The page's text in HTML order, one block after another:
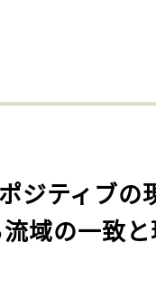
ジティブの
域の一致